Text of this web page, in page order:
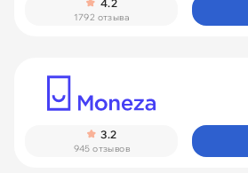
4.2
1792 отзыва
3.2
945 отзывов